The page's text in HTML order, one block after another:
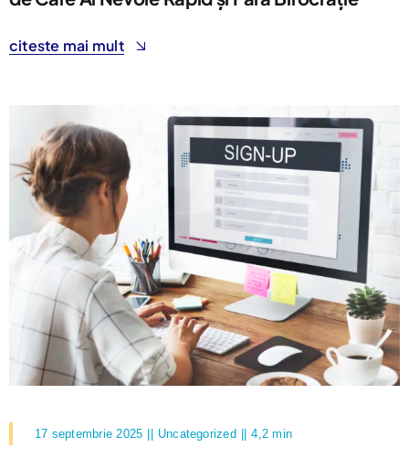
citeste mai mult
17 septembrie 2025 || Uncategorized || 4,2 min